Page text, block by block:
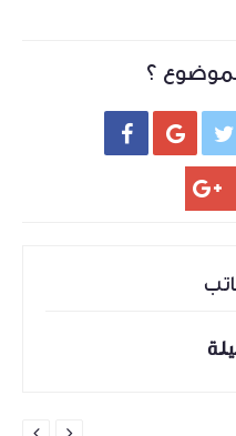
؟
  